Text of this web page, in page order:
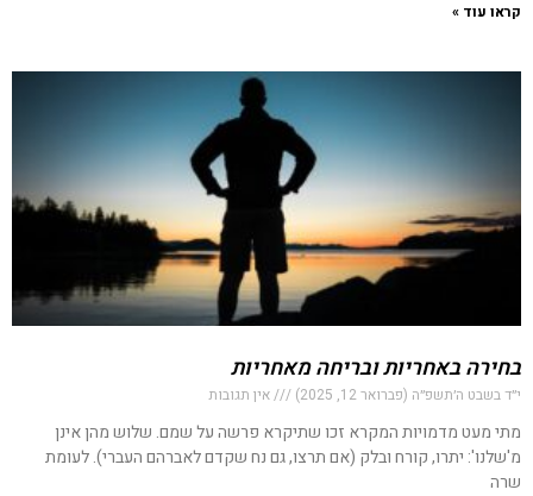
קראו עוד »
בחירה באחריות ובריחה מאחריות
י״ד בשבט ה׳תשפ״ה (פברואר 12, 2025) אין תגובות
מתי מעט מדמויות המקרא זכו שתיקרא פרשה על שמם. שלוש מהן אינן
מ'שלנו': יתרו, קורח ובלק (אם תרצו, גם נח שקדם לאברהם העברי). לעומת
שרה